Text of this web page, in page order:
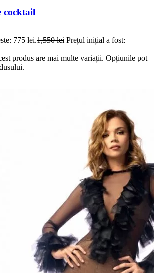
cocktail
775 lei.1,550lei Prețul inițial a fost:
produs are mai multe variații. Opțiunile pot